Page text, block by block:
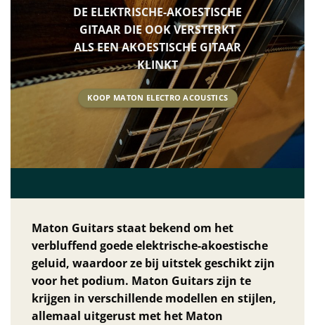
DE ELEKTRISCHE-AKOESTISCHE
GITAAR DIE OOK VERSTERKT
ALS EEN AKOESTISCHE GITAAR
KLINKT
KOOP MATON ELECTRO ACOUSTICS
Maton Guitars staat bekend om het
verbluffend goede elektrische-akoestische
geluid, waardoor ze bij uitstek geschikt zijn
voor het podium. Maton Guitars zijn te
krijgen in verschillende modellen en stijlen,
allemaal uitgerust met het Maton